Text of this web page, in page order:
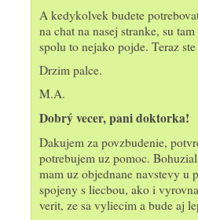
A kedykolvek budete
na chat na nasej stranke, su
spolu to nejako pojde. Teraz
Drzim palce.
M.A.
Dobrý vecer, pani doktorka!
Dakujem za povzbudenie,
potrebujem uz pomoc.
mam uz objednane navstevy u
spojeny s liecbou, ako i
verit, ze sa vyliecim a bude aj